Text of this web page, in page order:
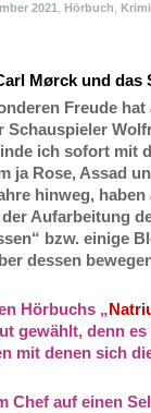
2021 Hörbuch
Mørck und das
Freude
Schauspieler
ich sofort mit
ja Rose, Assad
hinweg,
Aufarbeitung
bzw. einige
dessen
Hörbuchs „
gewählt, denn
mit denen sich
Chef auf einen